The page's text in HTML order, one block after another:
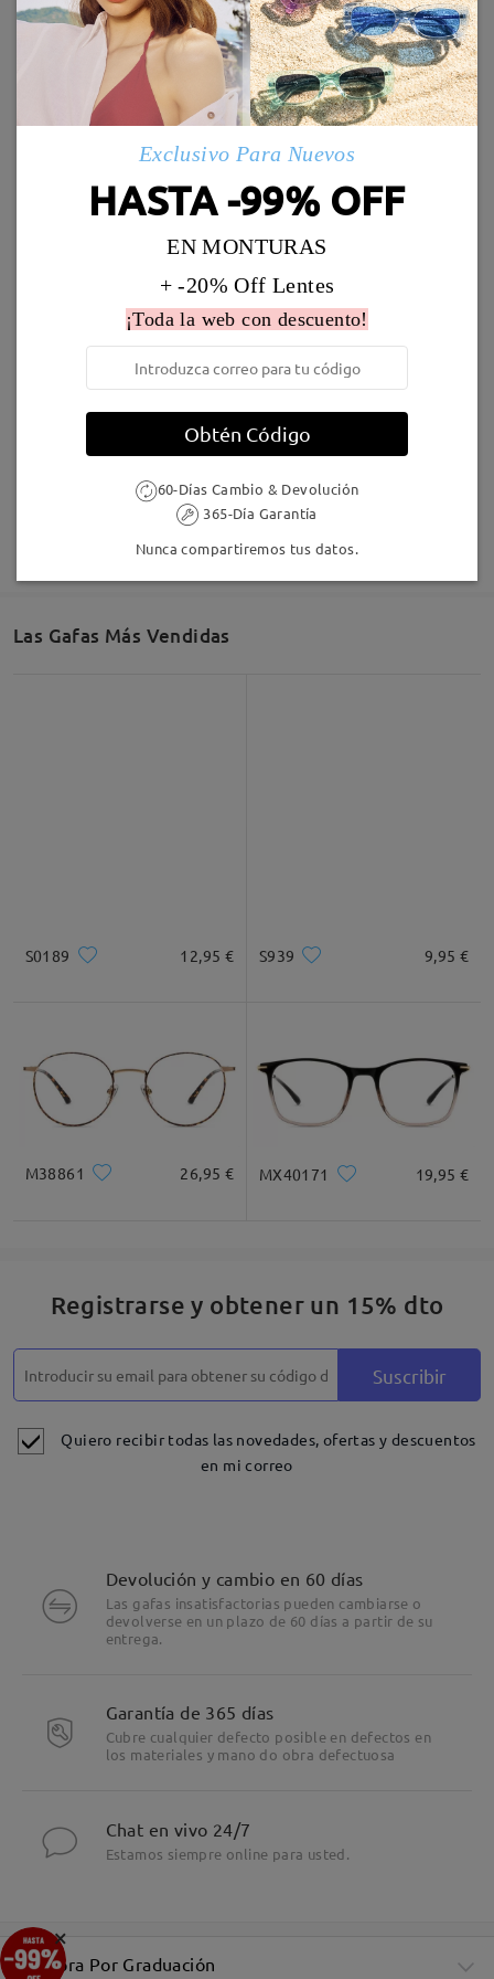
Enviado
5-7 días laborales detalles
Llegado
Marcos Similares
Gentle29
19,95 € Gentle105
Las Gafas Más Vendidas
S0189 12,95 € S939 9,95 €
M38861 26,95 € MX40171 19,95 €
Registrarse y obtener un 15% dto
Suscribir
Quiero recibir todas las novedades, ofertas y descuentos
en mi correo
Devolución y cambio en 60 días
Las gafas insatisfactorias pueden cambiarse o
devolverse en un plazo de 60 días a partir de su
entrega.
Garantía de 365 días
Cubre cualquier defecto posible en defectos en
los materiales y mano do obra defectuosa
Chat en vivo 24/7
Estamos siempre online para usted.
Compra Por Graduación
×
Exclusivo Para Nuevos
HASTA -99% OFF
EN MONTURAS
+ -20% Off Lentes
¡Toda la web con descuento!
Obtén Código
60-Días Cambio & Devolución
365-Día Garantía
Nunca compartiremos tus datos.